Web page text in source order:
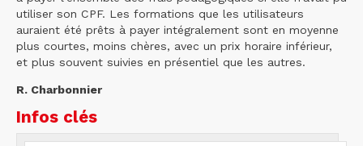
utiliser son CPF. Les formations que les utilisateurs
auraient été prêts à payer intégralement sont en moyenne
plus courtes, moins chères, avec un prix horaire inférieur,
et plus souvent suivies en présentiel que les autres.
R. Charbonnier
Infos clés